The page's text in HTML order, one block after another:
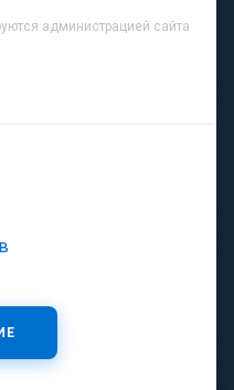
администрацией сайта